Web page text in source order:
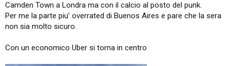
Camden Town a Londra ma con il calcio al posto del punk.
Per me la parte piu' overrated di Buenos Aires e pare che la sera
non sia molto sicuro.
Con un economico Uber si torna in centro